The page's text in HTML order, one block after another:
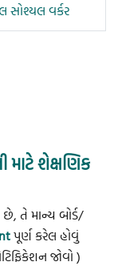
સોશ્યલ વર્કર
શેક્ષણિક
તે માન્ય બોર્ડ/
પૂર્ણ કરેલ હોવું
જોવો )